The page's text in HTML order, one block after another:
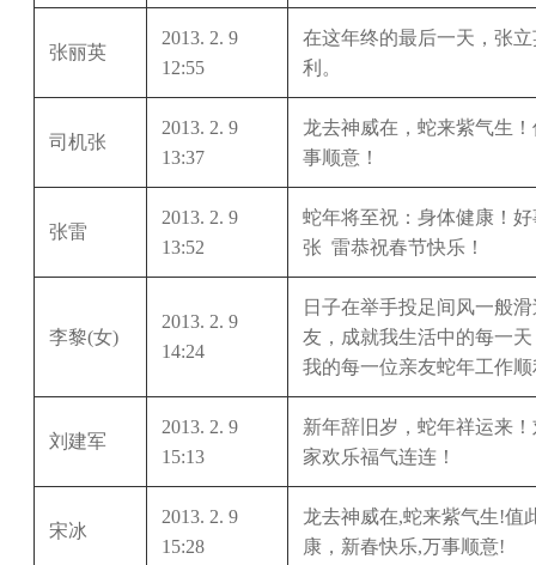
张丽英
2013. 2. 9
12:55
在这年终的最后一天，张
利。
司机张
2013. 2. 9
13:37
龙去神威在，蛇来紫气生
事顺意！
张雷
2013. 2. 9
13:52
蛇年将至祝：身体健康！
张 雷恭祝春节快乐！
李黎(女)
2013. 2. 9
14:24
日子在举手投足间风一般
友，成就我生活中的每一
我的每一位亲友蛇年工作
刘建军
2013. 2. 9
15:13
新年辞旧岁，蛇年祥运来
家欢乐福气连连！
宋冰
2013. 2. 9
15:28
龙去神威在,蛇来紫气生!值
康，新春快乐,万事顺意!